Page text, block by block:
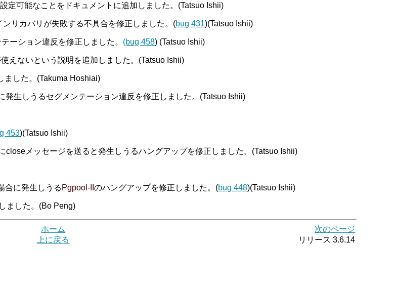
定可能なことをドキュメントに追加しました。(Tatsuo Ishii)
ンリカバリが失敗する不具合を修正しました。(bug 431)(Tatsuo Ishii)
ーション違反を修正しました。 (bug 458) (Tatsuo Ishii)
えないという説明を追加しました。(Tatsuo Ishii)
ました。(Takuma Hoshiai)
生しうるセグメンテーション違反を修正しました。(Tatsuo Ishii)
453)(Tatsuo Ishii)
メッセージを送ると発生しうるハングアップを修正しました。(Tatsuo Ishii)
合に発生しうる Pgpool-IIのハングアップを修正しました。(bug 448)(Tatsuo Ishii)
ました。(Bo Peng)
ホーム
次のページ
上に戻る リリース 3.6.14